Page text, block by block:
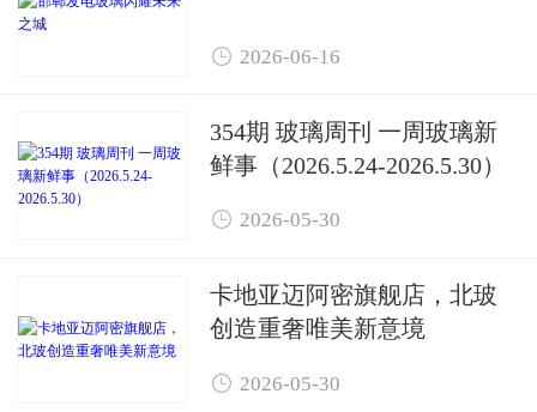
 2026-06-16
354期 玻璃周刊 一周玻璃新
鲜事（2026.5.24-2026.5.30）
 2026-05-30
卡地亚迈阿密旗舰店，北玻
创造重奢唯美新意境
 2026-05-30